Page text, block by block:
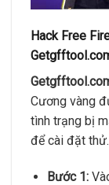
Hack Free
Cương vàng
tình trạng bị
để cài đặt thử.
Bước 1: